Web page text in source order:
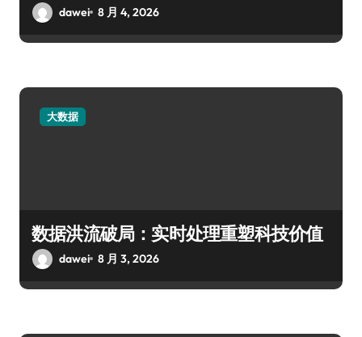
dawei 8 月 4, 2026
大数据
数据洪流破局：实时处理重塑科技价值
dawei 8 月 3, 2026